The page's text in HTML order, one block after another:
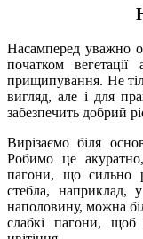
Насамперед уважно
початком
прищипування. Не
вигляд, але і для
забезпечить добрий
Вирізаємо біля
Робимо це
пагони, що сильно
стебла, наприклад,
наполовину, можна
слабкі пагони,